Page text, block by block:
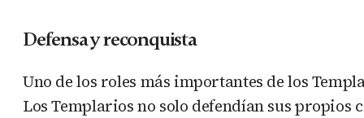
Defensa y reconquista
Uno de los roles más importantes de los
Los Templarios no solo defendían sus